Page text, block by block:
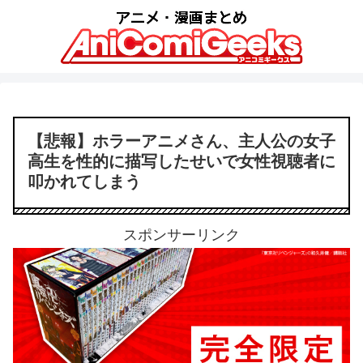
【悲報】ホラーアニメさん、主人公の女子
高生を性的に描写したせいで女性視聴者に
叩かれてしまう
スポンサーリンク